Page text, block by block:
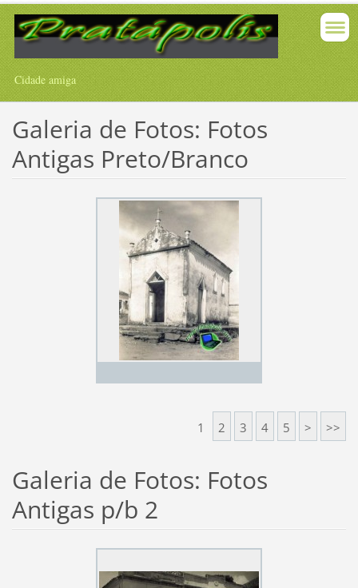
Cidade amiga
Galeria de Fotos: Fotos
Antigas Preto/Branco
1 2 3 4 5 > >>
Galeria de Fotos: Fotos
Antigas p/b 2